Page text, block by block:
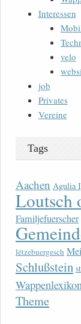
Interessen
velo
job
Privates
Vereine
Tags
Aachen Agulia
Loutsch
Familjefuerscher
lëtzebuergesch
Schlußstein
Wappenlexikon
Theme